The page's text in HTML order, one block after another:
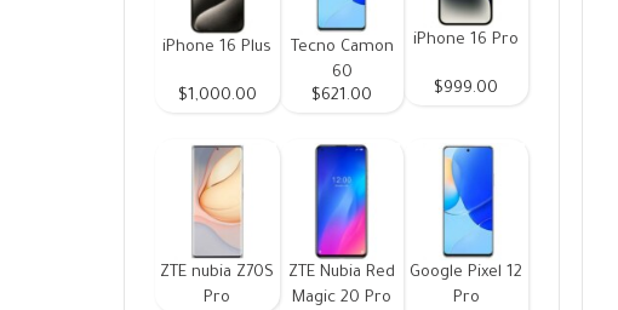
iPhone 16 Pro
$999.00
Tecno Camon
60
$621.00
iPhone 16 Plus
$1,000.00
Google Pixel 12
Pro
ZTE Nubia Red
Magic 20 Pro
ZTE nubia Z70S
Pro